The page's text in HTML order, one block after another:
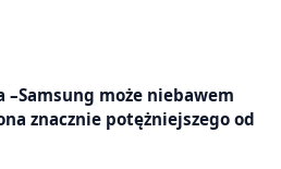
–Samsung może niebawem
znacznie potężniejszego od